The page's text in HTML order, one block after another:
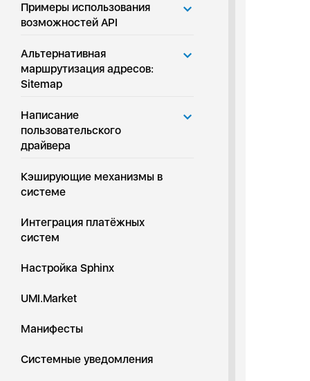
Примеры использования
возможностей API
Альтернативная
маршрутизация адресов:
Sitemap
Написание
пользовательского
драйвера
Кэширующие механизмы в
системе
Интеграция платёжных
систем
Настройка Sphinx
UMI.Market
Манифесты
Системные уведомления